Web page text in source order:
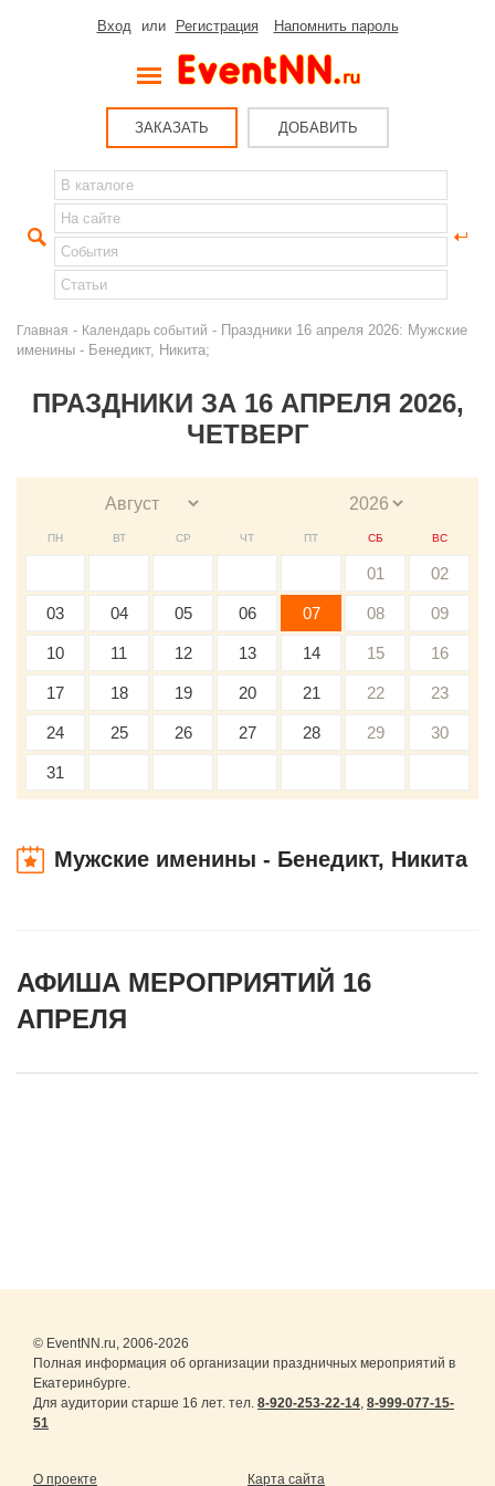
Вход или Регистрация Напомнить пароль
ЗАКАЗАТЬ ДОБАВИТЬ
Главная - Календарь событий - Праздники 16 апреля 2026: Мужские
именины - Бенедикт, Никита;
ПРАЗДНИКИ ЗА 16 АПРЕЛЯ 2026,
ЧЕТВЕРГ
ПН ВТ СР ЧТ ПТ СБ ВС
01 02
03 04 05 06 07 08 09
10 11 12 13 14 15 16
17 18 19 20 21 22 23
24 25 26 27 28 29 30
31
Мужские именины - Бенедикт, Никита
АФИША МЕРОПРИЯТИЙ 16
АПРЕЛЯ
© EventNN.ru, 2006-2026
Полная информация об организации праздничных мероприятий в
Екатеринбурге.
Для аудитории старше 16 лет. тел. 8-920-253-22-14, 8-999-077-15-
51
О проекте Карта сайта